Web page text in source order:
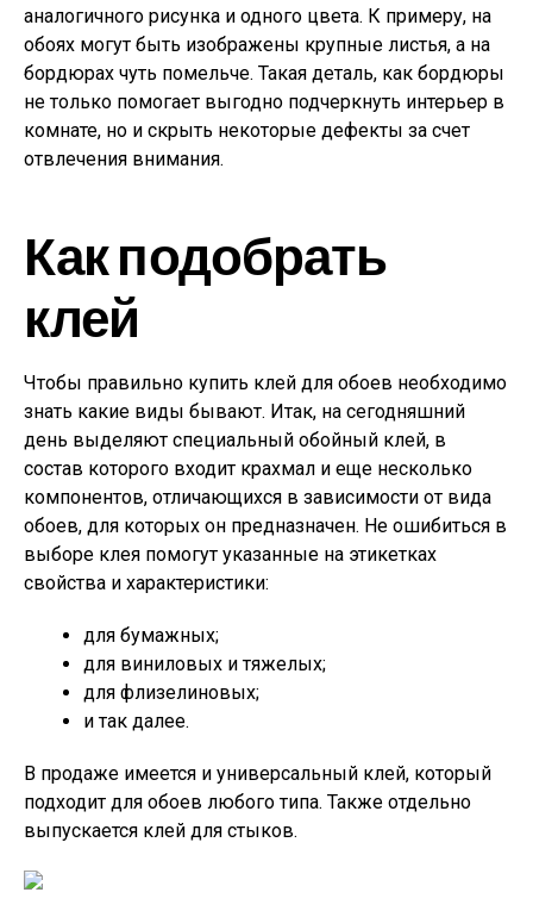
аналогичного рисунка и одного цвета. К примеру, на
обоях могут быть изображены крупные листья, а на
бордюрах чуть помельче. Такая деталь, как бордюры
не только помогает выгодно подчеркнуть интерьер в
комнате, но и скрыть некоторые дефекты за счет
отвлечения внимания.
Как подобрать
клей
Чтобы правильно купить клей для обоев необходимо
знать какие виды бывают. Итак, на сегодняшний
день выделяют специальный обойный клей, в
состав которого входит крахмал и еще несколько
компонентов, отличающихся в зависимости от вида
обоев, для которых он предназначен. Не ошибиться в
выборе клея помогут указанные на этикетках
свойства и характеристики:
для бумажных;
для виниловых и тяжелых;
для флизелиновых;
и так далее.
В продаже имеется и универсальный клей, который
подходит для обоев любого типа. Также отдельно
выпускается клей для стыков.